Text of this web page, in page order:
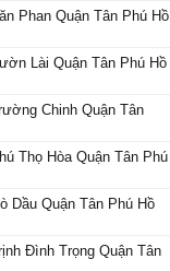
Phan Quận Tân Phú Hồ
Lài Quận Tân Phú Hồ
Chinh Quận Tân
Thọ Hòa Quận Tân Phú
Dầu Quận Tân Phú Hồ
Đình Trọng Quận Tân